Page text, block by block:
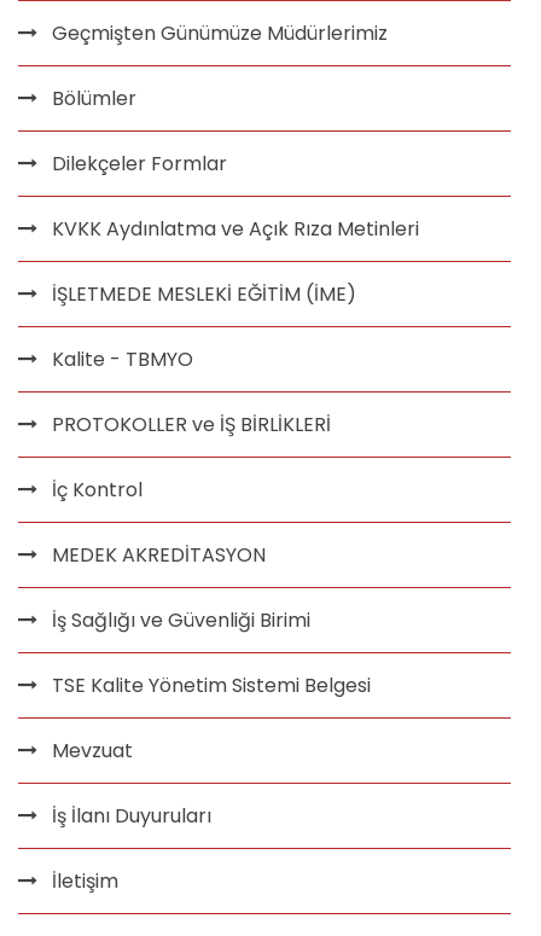
Geçmişten Günümüze Müdürlerimiz
Bölümler
Dilekçeler Formlar
KVKK Aydınlatma ve Açık Rıza Metinleri
İŞLETMEDE MESLEKİ EĞİTİM (İME)
Kalite - TBMYO
PROTOKOLLER ve İŞ BİRLİKLERİ
İç Kontrol
MEDEK AKREDİTASYON
İş Sağlığı ve Güvenliği Birimi
TSE Kalite Yönetim Sistemi Belgesi
Mevzuat
İş İlanı Duyuruları
İletişim